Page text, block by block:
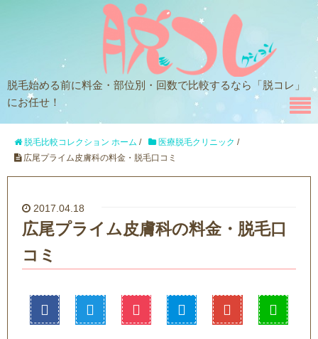
脱毛始める前に料金・部位別・回数で比較するなら「脱コレ」
にお任せ！
脱毛比較コレクション ホーム / 医療脱毛クリニック /
広尾プライム皮膚科の料金・脱毛口コミ
2017.04.18
広尾プライム皮膚科の料金・脱毛口
コミ